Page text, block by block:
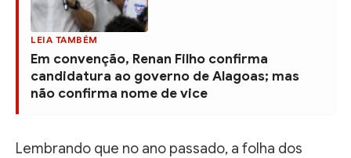
LEIA TAMBÉM
Em convenção, Renan Filho confirma
candidatura ao governo de Alagoas; mas
não confirma nome de vice
Lembrando que no ano passado, a folha dos